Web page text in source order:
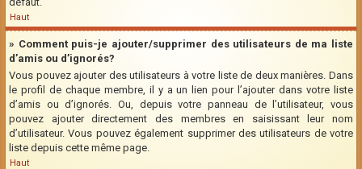
Haut
» Comment puis-je ajouter/supprimer des utilisateurs de ma liste
d’amis ou d’ignorés?
Vous pouvez ajouter des utilisateurs à votre liste de deux manières. Dans
le profil de chaque membre, il y a un lien pour l’ajouter dans votre liste
d’amis ou d’ignorés. Ou, depuis votre panneau de l’utilisateur, vous
pouvez ajouter directement des membres en saisissant leur nom
d’utilisateur. Vous pouvez également supprimer des utilisateurs de votre
liste depuis cette même page.
Haut